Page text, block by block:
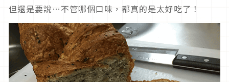
但還是要說…不管哪個口味，都真的是太好吃了！